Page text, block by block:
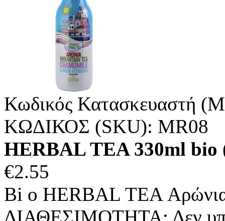
Κωδικός Κατασκευαστή
ΚΩΔΙΚΟΣ (SKU): MR08
HERBAL TEA 330ml bio
€2.55
Bi o HERBAL TEA